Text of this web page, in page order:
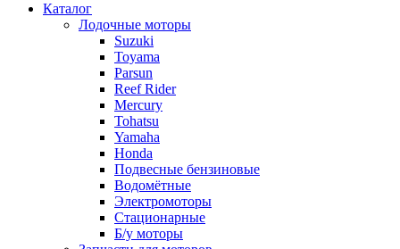
Каталог
Лодочные моторы
Suzuki
Toyama
Parsun
Reef Rider
Mercury
Tohatsu
Yamaha
Honda
Подвесные бензиновые
Водомётные
Электромоторы
Стационарные
Б/у моторы